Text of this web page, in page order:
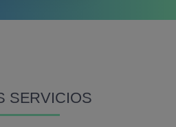
SERVICIOS